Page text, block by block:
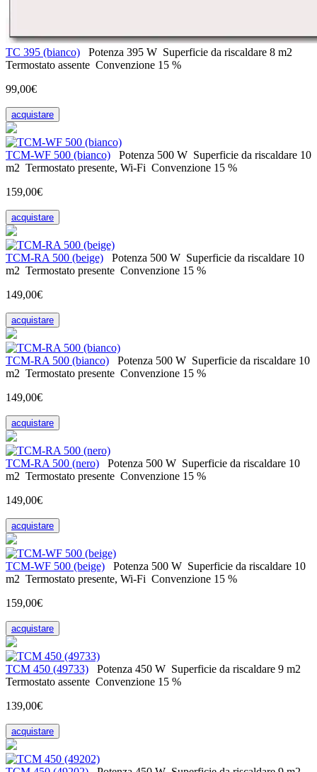
ТС 395 (bianco) Potenza 395 W Superficie da riscaldare 8 m2
Termostato assente Convenzione 15 %
99,00€
acquistare
TCM-WF 500 (bianco) Potenza 500 W Superficie da riscaldare 10
m2 Termostato presente, Wi-Fi Convenzione 15 %
159,00€
acquistare
ТСM-RA 500 (beige) Potenza 500 W Superficie da riscaldare 10
m2 Termostato presente Convenzione 15 %
149,00€
acquistare
ТСM-RA 500 (bianco) Potenza 500 W Superficie da riscaldare 10
m2 Termostato presente Convenzione 15 %
149,00€
acquistare
ТСM-RA 500 (nero) Potenza 500 W Superficie da riscaldare 10
m2 Termostato presente Convenzione 15 %
149,00€
acquistare
TCM-WF 500 (beige) Potenza 500 W Superficie da riscaldare 10
m2 Termostato presente, Wi-Fi Convenzione 15 %
159,00€
acquistare
ТСМ 450 (49733) Potenza 450 W Superficie da riscaldare 9 m2
Termostato assente Convenzione 15 %
139,00€
acquistare